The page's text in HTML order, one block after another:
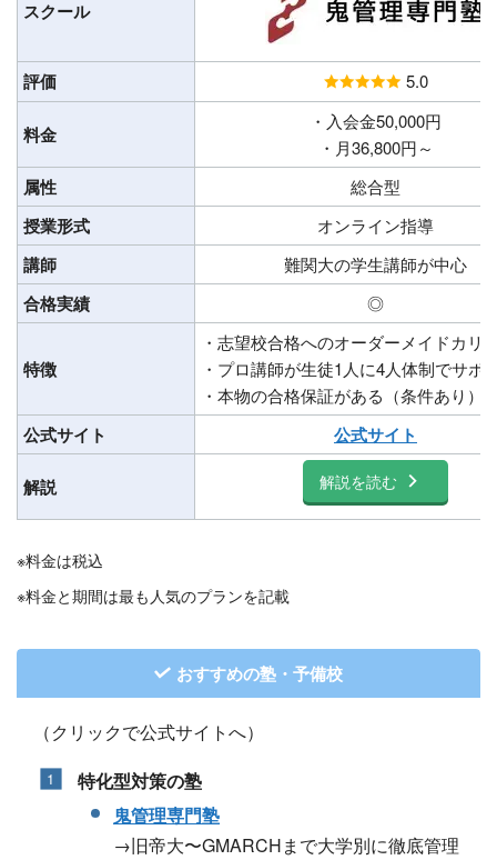
スクール
評価 5.0
料金
・入会金50,000円
・月36,800円～
属性 総合型
授業形式 オンライン指導
講師 難関大の学生講師が中心
合格実績 ◎
特徴
・志望校合格へのオーダーメイドカリ
・プロ講師が生徒1人に4人体制でサポ
・本物の合格保証がある（条件あり）
公式サイト 公式サイト
解説 解説を読む
※料金は税込
※料金と期間は最も人気のプランを記載
おすすめの塾・予備校
（クリックで公式サイトへ）
特化型対策の塾
鬼管理専門塾
→旧帝大〜GMARCHまで大学別に徹底管理